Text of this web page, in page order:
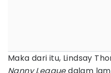
Maka dari itu, Lindsay